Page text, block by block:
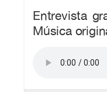
Entrevista
Música